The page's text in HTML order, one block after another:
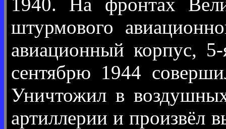
штурмового
авиационный корпус,
сентябрю 1944
Уничтожил в
артиллерии и произвёл